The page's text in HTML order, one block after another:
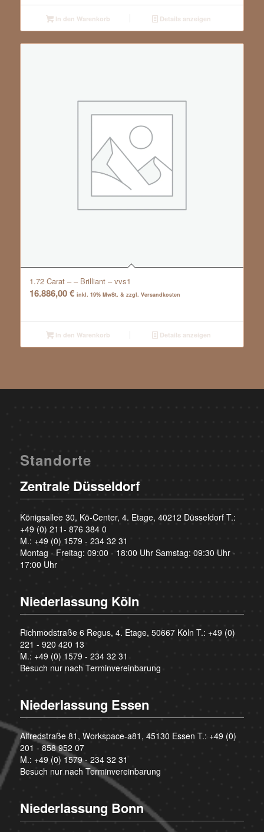
In den Warenkorb Details anzeigen
1.72 Carat – – Brilliant – vvs1
16.886,00€ inkl. 19% MwSt. & zzgl. Versandkosten
In den Warenkorb Details anzeigen
Standorte
Zentrale Düsseldorf
Königsallee 30, Kö-Center, 4. Etage, 40212 Düsseldorf T.:
+49 (0) 211- 876 384 0
M.: +49 (0) 1579 - 234 32 31
Montag - Freitag: 09:00 - 18:00 Uhr Samstag: 09:30 Uhr -
17:00 Uhr
Niederlassung Köln
Richmodstraße 6 Regus, 4. Etage, 50667 Köln T.: +49 (0)
221 - 920 420 13
M.: +49 (0) 1579 - 234 32 31
Besuch nur nach Terminvereinbarung
Niederlassung Essen
Alfredstraße 81, Workspace-a81, 45130 Essen T.: +49 (0)
201 - 858 952 07
M.: +49 (0) 1579 - 234 32 31
Besuch nur nach Terminvereinbarung
Niederlassung Bonn